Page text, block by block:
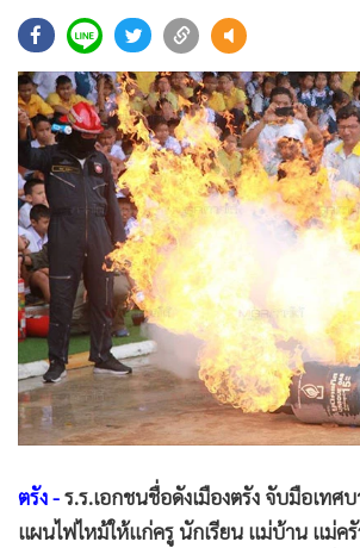
• Good health & Well-being
• Green Innovation & SD
• Management & HR
MGR Live
• Infographic
• การเมือง
• ท่องเที่ยว
• กีฬา
• ต่างประเทศ
• Special Scoop
• เศรษฐกิจ-ธุรกิจ
• จีน
ชุมชน-คุณภาพชีวิต
• อาชญากรรม
ตรัง -ร.ร.เอกชนชื่อดังเมืองตรัง จับมือเทศ
แผนไฟไหม้ให้แก่ครู นักเรียน แม่บ้าน แม่ครั